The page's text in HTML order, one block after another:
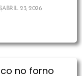
ABRIL 23, 2026